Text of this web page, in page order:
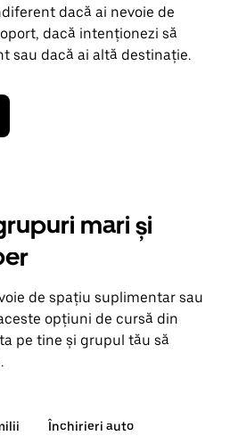
dacă ai nevoie de
dacă intenționezi să
sau dacă ai altă destinație.
mari și
de spațiu suplimentar sau
opțiuni de cursă din
pe tine și grupul tău să
Închirieri auto